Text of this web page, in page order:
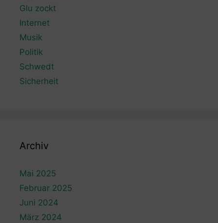
Glu zockt
Internet
Musik
Politik
Schwedt
Sicherheit
Archiv
Mai 2025
Februar 2025
Juni 2024
März 2024